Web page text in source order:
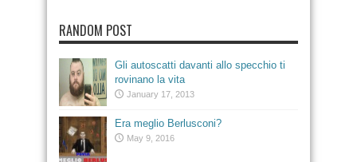
RANDOM POST
Gli autoscatti davanti allo specchio ti
rovinano la vita
January 17, 2013
Era meglio Berlusconi?
May 9, 2016